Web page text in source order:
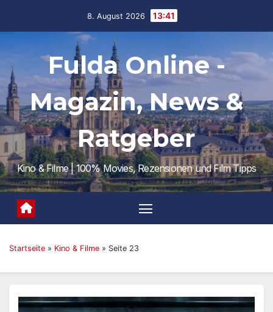
8. August 2026 13:41
Fulda Online -
Magazin, News &
Ratgeber
Kino & Filme | 100% Movies, Rezensionen und Film Tipps
Startseite » Kino & Filme » Seite 23